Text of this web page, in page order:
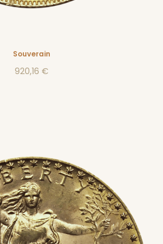
Souverain
920,16 €